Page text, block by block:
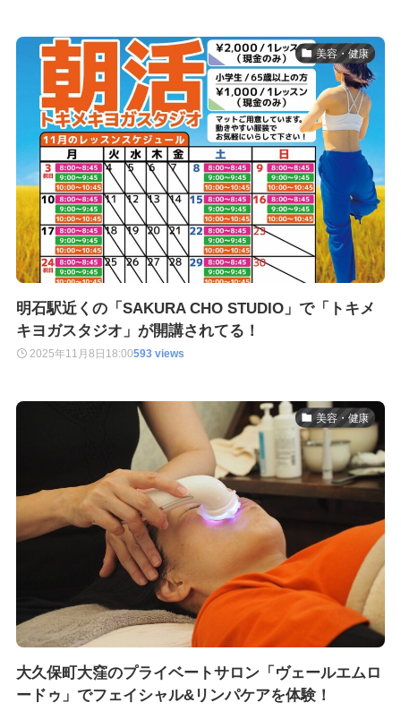
美容・健康
明石駅近くの「SAKURA CHO STUDIO」で「トキメ
キヨガスタジオ」が開講されてる！
2025年11月8日 18:00593 views
美容・健康
大久保町大窪のプライベートサロン「ヴェールエムロ
ードゥ」でフェイシャル&リンパケアを体験！